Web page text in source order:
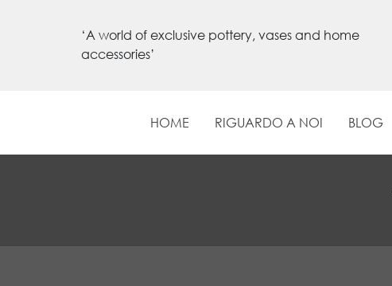
‘A world of exclusive pottery, vases and home
accessories’
HOME RIGUARDO A NOI BLOG